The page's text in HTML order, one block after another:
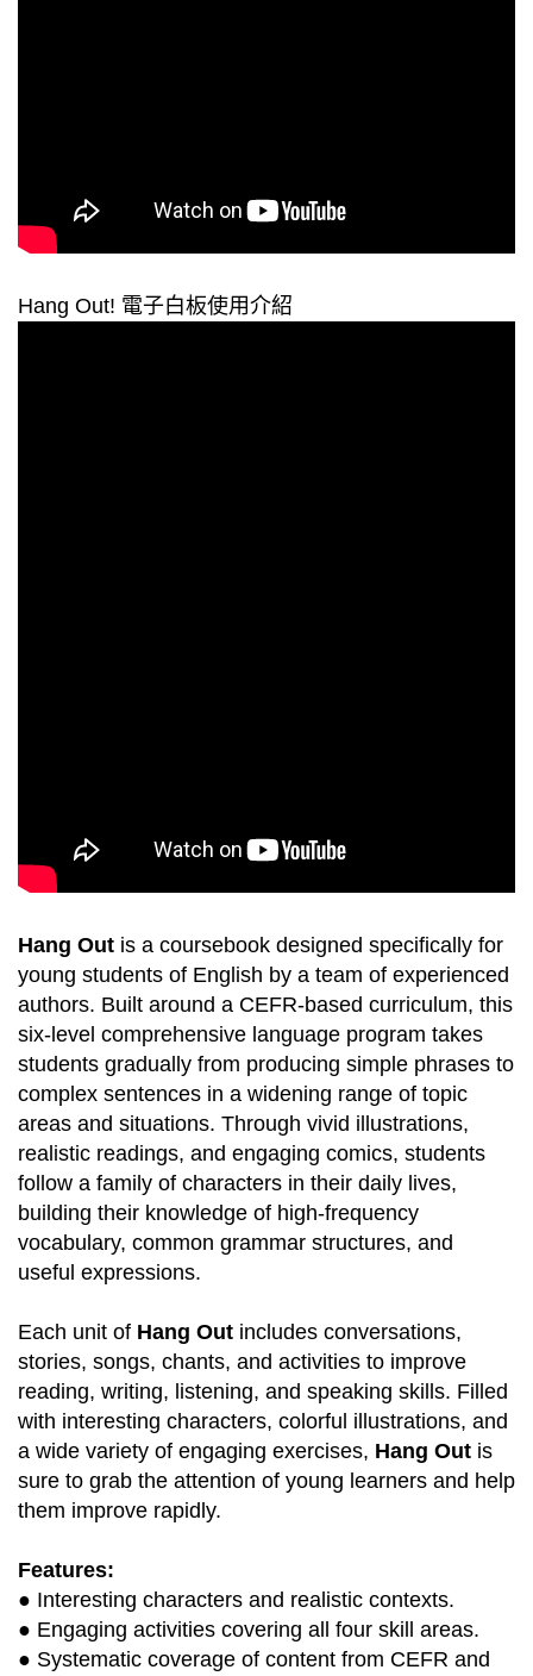
Hang Out! 電子白板使用介紹
Hang Out is a coursebook designed specifically for
young students of English by a team of experienced
authors. Built around a CEFR-based curriculum, this
six-level comprehensive language program takes
students gradually from producing simple phrases to
complex sentences in a widening range of topic
areas and situations. Through vivid illustrations,
realistic readings, and engaging comics, students
follow a family of characters in their daily lives,
building their knowledge of high-frequency
vocabulary, common grammar structures, and
useful expressions.
Each unit of Hang Out includes conversations,
stories, songs, chants, and activities to improve
reading, writing, listening, and speaking skills. Filled
with interesting characters, colorful illustrations, and
a wide variety of engaging exercises, Hang Out is
sure to grab the attention of young learners and help
them improve rapidly.
Features:
● Interesting characters and realistic contexts.
● Engaging activities covering all four skill areas.
● Systematic coverage of content from CEFR and